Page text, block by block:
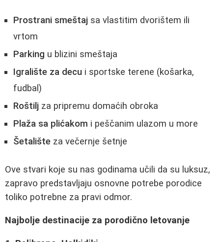
Prostrani smeštaj sa vlastitim dvorištem ili
vrtom
Parking u blizini smeštaja
Igralište za decu i sportske terene (košarka,
fudbal)
Roštilj za pripremu domaćih obroka
Plaža sa plićakom i peščanim ulazom u more
Šetalište za večernje šetnje
Ove stvari koje su nas godinama učili da su luksuz,
zapravo predstavljaju osnovne potrebe porodice
toliko potrebne za pravi odmor.
Najbolje destinacije za porodično letovanje